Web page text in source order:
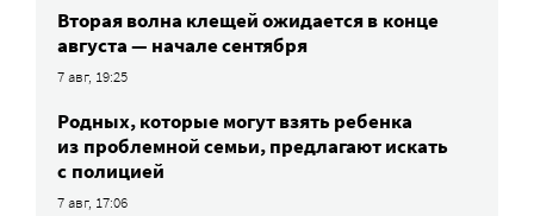
Вторая волна клещей ожидается в конце
августа — начале сентября
7 авг, 19:25
Родных, которые могут взять ребенка
из проблемной семьи, предлагают искать
с полицией
7 авг, 17:06